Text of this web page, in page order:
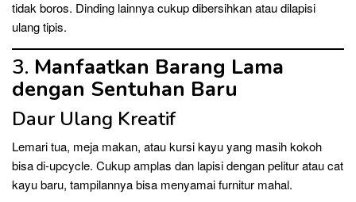
tidak boros. Dinding lainnya cukup dibersihkan atau dilapisi
ulang tipis.
3. Manfaatkan Barang Lama
dengan Sentuhan Baru
Daur Ulang Kreatif
Lemari tua, meja makan, atau kursi kayu yang masih kokoh
bisa di-upcycle. Cukup amplas dan lapisi dengan pelitur atau cat
kayu baru, tampilannya bisa menyamai furnitur mahal.